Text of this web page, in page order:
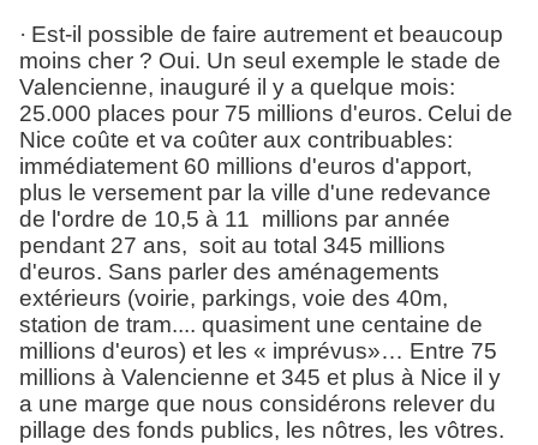
· Est-il possible de faire autrement et beaucoup
moins cher ? Oui. Un seul exemple le stade de
Valencienne, inauguré il y a quelque mois:
25.000 places pour 75 millions d'euros. Celui de
Nice coûte et va coûter aux contribuables:
immédiatement 60 millions d'euros d'apport,
plus le versement par la ville d'une redevance
de l'ordre de 10,5 à 11 millions par année
pendant 27 ans, soit au total 345 millions
d'euros. Sans parler des aménagements
extérieurs (voirie, parkings, voie des 40m,
station de tram.... quasiment une centaine de
millions d'euros) et les « imprévus»… Entre 75
millions à Valencienne et 345 et plus à Nice il y
a une marge que nous considérons relever du
pillage des fonds publics, les nôtres, les vôtres.